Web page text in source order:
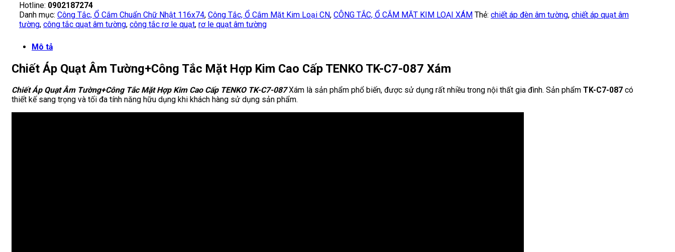
Hotline: 0902187274
Danh mục: Công Tắc, Ổ Cắm Chuẩn Chữ Nhật 116x74, Công Tắc, Ổ Cắm Mặt Kim Loại CN, CÔNG TẮC, Ổ CẮM MẶT KIM LOẠI XÁM Thẻ: chiết áp đèn âm tường, chiết áp quạt âm
tường, công tắc quạt âm tường, công tắc rơ le quạt, rơ le quạt âm tường
Mô tả
Chiết Áp Quạt Âm Tường+Công Tắc Mặt Hợp Kim Cao Cấp TENKO TK-C7-087 Xám
Chiết Áp Quạt Âm Tường+Công Tắc Mặt Hợp Kim Cao Cấp TENKO TK-C7-087Xám là sản phẩm phổ biến, được sử dụng rất nhiều trong nội thất gia đình. Sản phẩm TK-C7-087 có
thiết kế sang trọng và tối đa tính năng hữu dụng khi khách hàng sử dụng sản phẩm.